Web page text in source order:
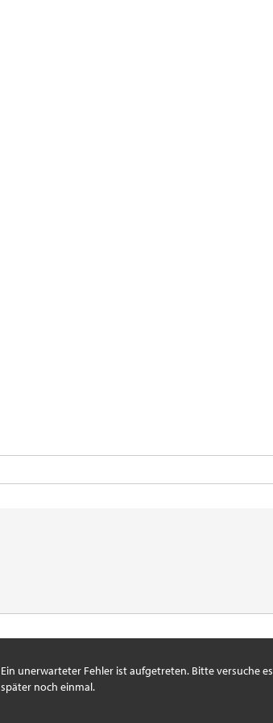
Ein unerwarteter Fehler ist aufgetreten. Bitte versuche es
später noch einmal.